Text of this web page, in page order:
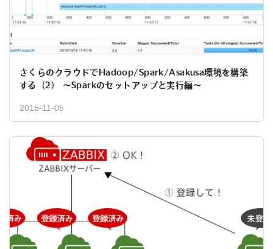
さくらのクラウドでHadoop/Spark/Asakusa環境を構築
する（2） ～Sparkのセットアップと実行編～
2015-11-05